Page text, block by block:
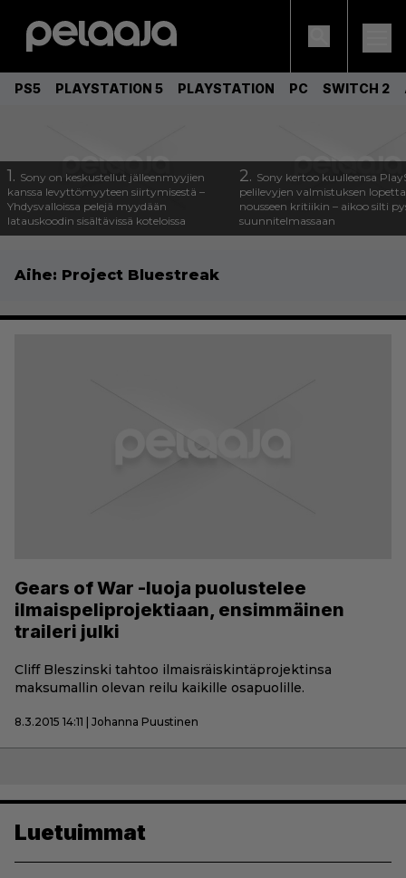
PS5 PLAYSTATION 5 PLAYSTATION PC SWITCH 2
1. Sony on keskustellut jälleenmyyjien
kanssa levyttömyyteen siirtymisestä –
Yhdysvalloissa pelejä myydään
latauskoodin sisältävissä koteloissa
2. Sony kertoo kuulleensa
pelilevyjen valmistuksen
nousseen kritiikin – aikoo silti
suunnitelmassaan
Aihe: Project Bluestreak
Gears of War -luoja puolustelee
ilmaispeliprojektiaan, ensimmäinen
traileri julki
Cliff Bleszinski tahtoo ilmaisräiskintäprojektinsa
maksumallin olevan reilu kaikille osapuolille.
8.3.2015 14:11 | Johanna Puustinen
Luetuimmat